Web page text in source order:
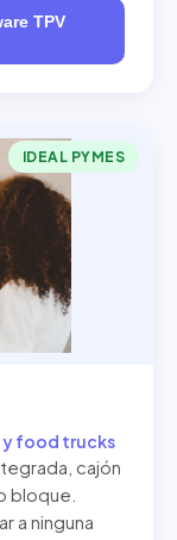
TPV
IDEAL PYMES
y food trucks
cajón
bloque.
a ninguna